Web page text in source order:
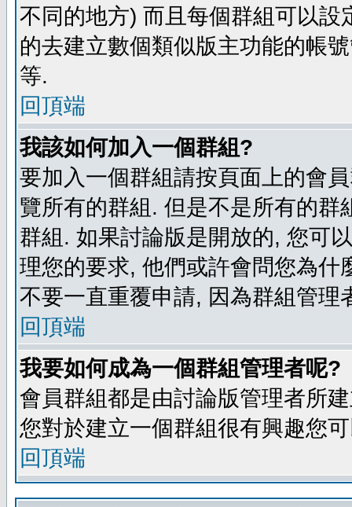
不同的地方) 而且每個群組可以
的去建立數個類似版主功能的帳
等.
回頂端
我該如何加入一個群組?
要加入一個群組請按頁面上的會
覽所有的群組. 但是不是所有的
群組. 如果討論版是開放的, 您可
理您的要求, 他們或許會問您為
不要一直重覆申請, 因為群組管理
回頂端
我要如何成為一個群組管理者呢?
會員群組都是由討論版管理者所
您對於建立一個群組很有興趣您
回頂端